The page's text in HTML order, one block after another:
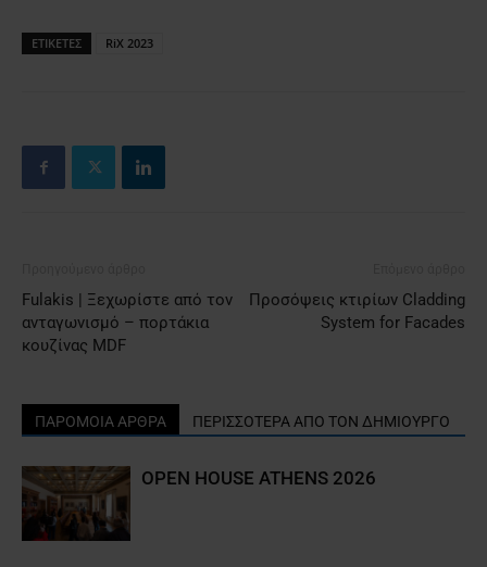
ΕΤΙΚΕΤΕΣ RiX 2023
Fulakis | Ξεχωρίστε από τον
ανταγωνισμό – πορτάκια
κουζίνας MDF
Προσόψεις κτιρίων Cladding
System for Facades
ΠΑΡΟΜΟΙΑ ΑΡΘΡΑ ΠΕΡΙΣΣΟΤΕΡΑ ΑΠΟ ΤΟΝ ΔΗΜΙΟΥΡΓΟ
OPEN HOUSE ATHENS 2026